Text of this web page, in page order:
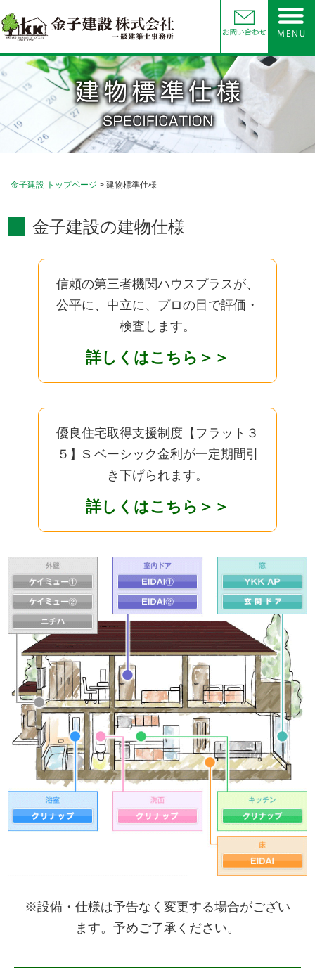
金子建設 トップページ > 建物標準仕様
金子建設の建物仕様
信頼の第三者機関ハウスプラスが、
公平に、中立に、プロの目で評価・
検査します。
詳しくはこちら＞＞
優良住宅取得支援制度【フラット３
５】S ベーシック金利が一定期間引
き下げられます。
詳しくはこちら＞＞
※設備・仕様は予告なく変更する場合がござい
ます。予めご了承ください。